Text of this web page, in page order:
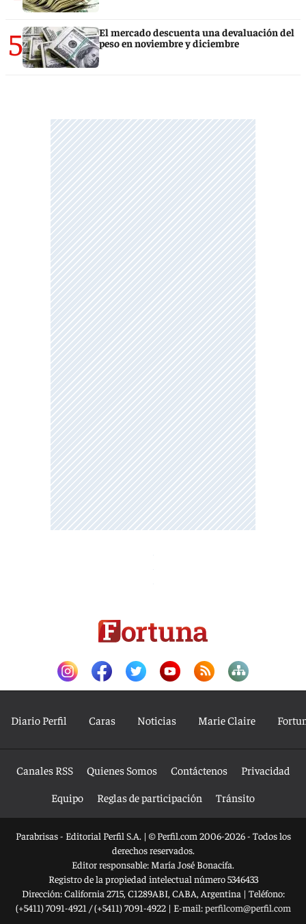
5
El mercado descuenta una devaluación del
peso en noviembre y diciembre
Diario Perfil Caras Noticias Marie Claire
Canales RSS Quienes Somos Contáctenos
Privacidad
Equipo
Reglas de participación Tránsito
Parabrisas - Editorial Perfil S.A. | © Perfil.com 2006-2026 - Todos los
derechos reservados.
Editor responsable: María José Bonacifa.
Registro de la propiedad intelectual número 5346433
Dirección:California 2715, C1289ABI, CABA, Argentina | Teléfono:
(+5411) 7091-4921 /(+5411) 7091-4922| E-mail:perfilcom@perfil.com